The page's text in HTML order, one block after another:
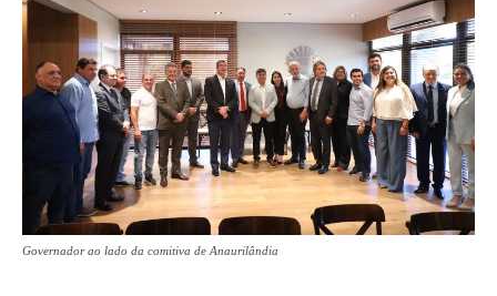
Governador ao lado da comitiva de Anaurilândia